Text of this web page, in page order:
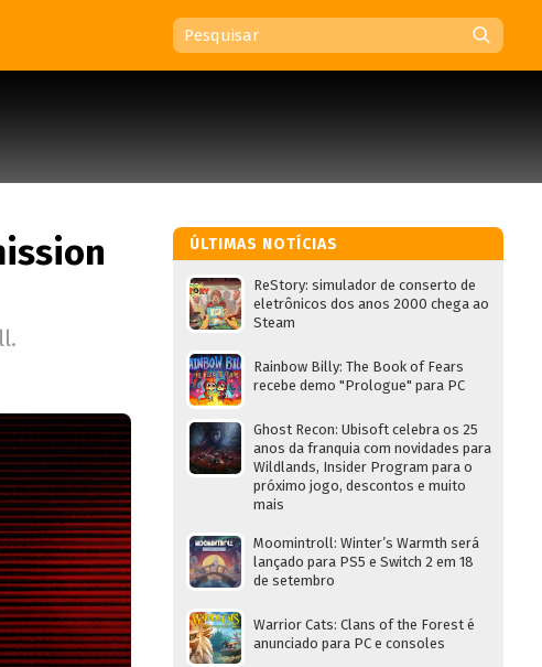
ÚLTIMAS NOTÍCIAS
ReStory: simulador de conserto de
eletrônicos dos anos 2000 chega ao
Steam
Rainbow Billy: The Book of Fears
recebe demo "Prologue" para PC
Ghost Recon: Ubisoft celebra os 25
anos da franquia com novidades para
Wildlands, Insider Program para o
próximo jogo, descontos e muito
mais
Moomintroll: Winter’s Warmth será
lançado para PS5 e Switch 2 em 18
de setembro
Warrior Cats: Clans of the Forest é
anunciado para PC e consoles